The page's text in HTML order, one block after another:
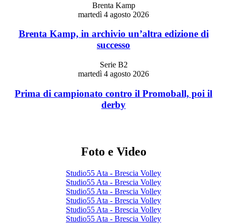
Brenta Kamp
martedì 4 agosto 2026
Brenta Kamp, in archivio un’altra edizione di
successo
Serie B2
martedì 4 agosto 2026
Prima di campionato contro il Promoball, poi il
derby
Foto e Video
Studio55 Ata - Brescia Volley
Studio55 Ata - Brescia Volley
Studio55 Ata - Brescia Volley
Studio55 Ata - Brescia Volley
Studio55 Ata - Brescia Volley
Studio55 Ata - Brescia Volley